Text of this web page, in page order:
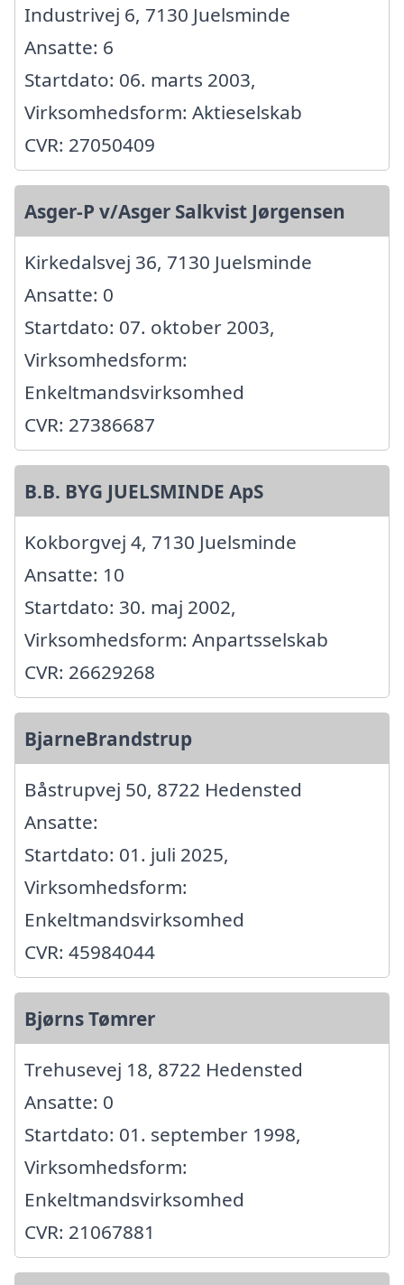
Industrivej 6, 7130 Juelsminde
Ansatte: 6
Startdato: 06. marts 2003,
Virksomhedsform: Aktieselskab
CVR: 27050409
Asger-P v/Asger Salkvist Jørgensen
Kirkedalsvej 36, 7130 Juelsminde
Ansatte: 0
Startdato: 07. oktober 2003,
Virksomhedsform:
Enkeltmandsvirksomhed
CVR: 27386687
B.B. BYG JUELSMINDE ApS
Kokborgvej 4, 7130 Juelsminde
Ansatte: 10
Startdato: 30. maj 2002,
Virksomhedsform: Anpartsselskab
CVR: 26629268
BjarneBrandstrup
Båstrupvej 50, 8722 Hedensted
Ansatte:
Startdato: 01. juli 2025,
Virksomhedsform:
Enkeltmandsvirksomhed
CVR: 45984044
Bjørns Tømrer
Trehusevej 18, 8722 Hedensted
Ansatte: 0
Startdato: 01. september 1998,
Virksomhedsform:
Enkeltmandsvirksomhed
CVR: 21067881